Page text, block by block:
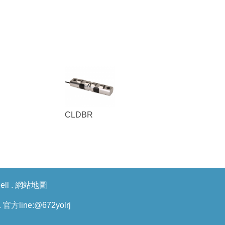
CLDBR
. 網站地圖
官方line:@672yolrj